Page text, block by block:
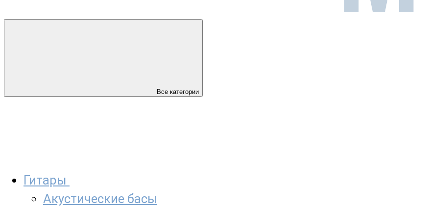
Все категории
Гитары
Акустические басы